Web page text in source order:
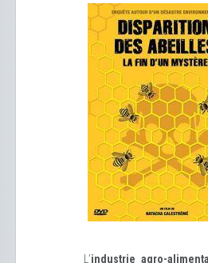
L’industrie agro-